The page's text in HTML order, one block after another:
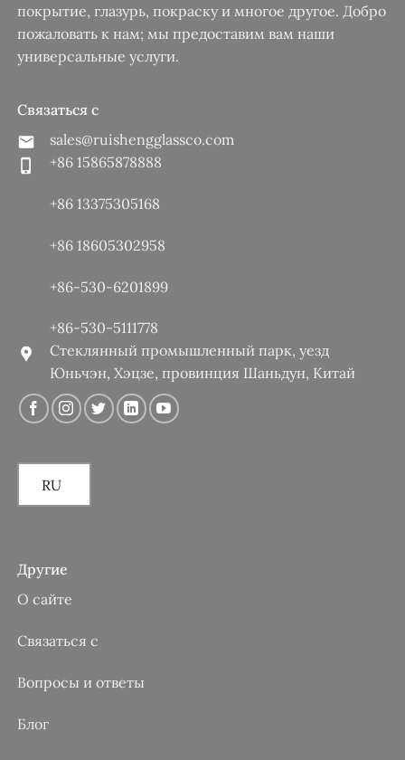
покрытие, глазурь, покраску и многое другое. Добро
пожаловать к нам; мы предоставим вам наши
универсальные услуги.
Связаться с
sales@ruishengglassco.com
+86 15865878888
+86 13375305168
+86 18605302958
+86-530-6201899
+86-530-5111778
Стеклянный промышленный парк, уезд
Юньчэн, Хэцзе, провинция Шаньдун, Китай
RU
Другие
О сайте
Связаться с
Вопросы и ответы
Блог